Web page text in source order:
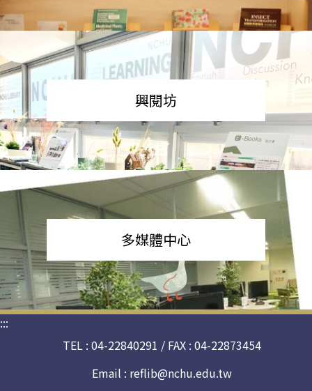
興閱坊
多媒體中心
:::
TEL : 04-22840291 / FAX : 04-22873454
Email : reflib@nchu.edu.tw